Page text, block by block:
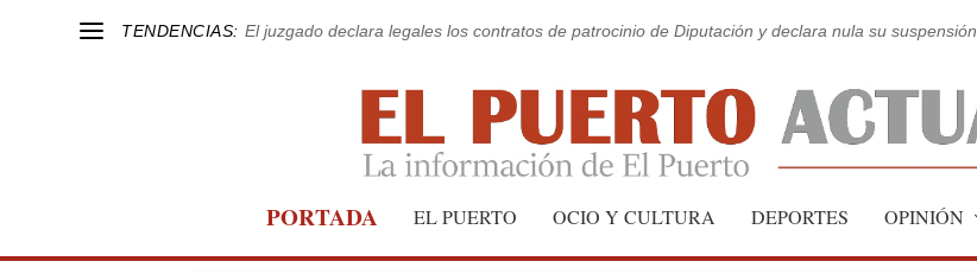
TENDENCIAS: El juzgado declara legales los contratos de patrocinio de Diputación y declara nula su suspensión
PORTADA EL PUERTO OCIO Y CULTURA DEPORTES OPINIÓN